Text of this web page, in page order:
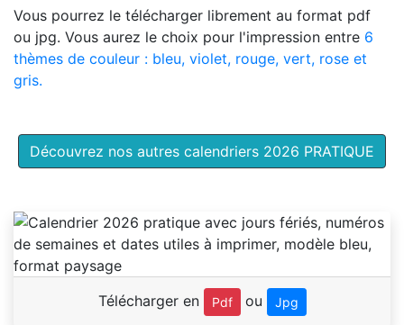
Vous pourrez le télécharger librement au format pdf
ou jpg. Vous aurez le choix pour l'impression entre 6
thèmes de couleur : bleu, violet, rouge, vert, rose et
gris.
Découvrez nos autres calendriers 2026 PRATIQUE
Télécharger en Pdf ou Jpg